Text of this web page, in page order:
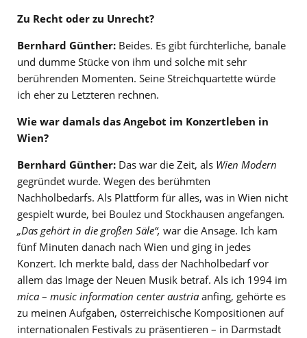
Zu Recht oder zu Unrecht?
Bernhard Günther: Beides. Es gibt fürchterliche, banale
und dumme Stücke von ihm und solche mit sehr
berührenden Momenten. Seine Streichquartette würde
ich eher zu Letzteren rechnen.
Wie war damals das Angebot im Konzertleben in
Wien?
Bernhard Günther: Das war die Zeit, als Wien Modern
gegründet wurde. Wegen des berühmten
Nachholbedarfs. Als Plattform für alles, was in Wien nicht
gespielt wurde, bei Boulez und Stockhausen angefangen.
„Das gehört in die großen Säle“, war die Ansage. Ich kam
fünf Minuten danach nach Wien und ging in jedes
Konzert. Ich merkte bald, dass der Nachholbedarf vor
allem das Image der Neuen Musik betraf. Als ich 1994 im
mica – music information center austria anfing, gehörte es
zu meinen Aufgaben, österreichische Kompositionen auf
internationalen Festivals zu präsentieren – in Darmstadt